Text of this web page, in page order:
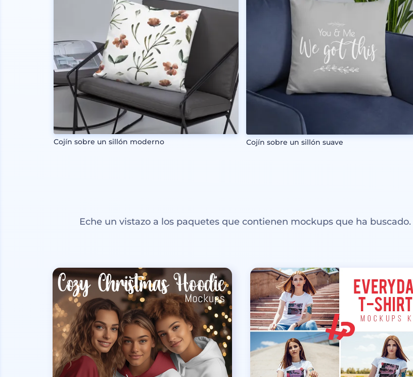
Cojín sobre un sillón moderno Cojín sobre un sillón suave
Eche un vistazo a los paquetes que contienen mockups que ha